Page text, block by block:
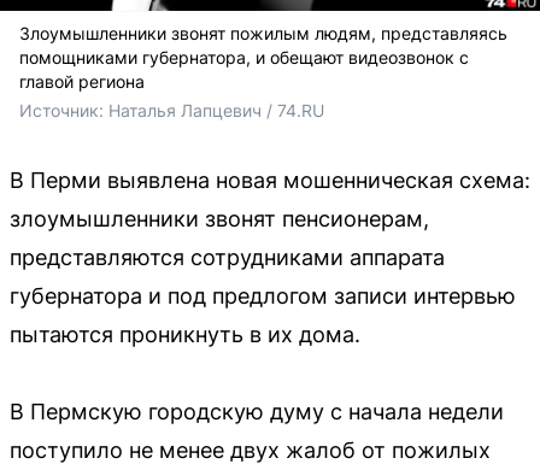
Злоумышленники звонят пожилым людям, представляясь
помощниками губернатора, и обещают видеозвонок с
главой региона
Источник: Наталья Лапцевич / 74.RU
В Перми выявлена новая мошенническая схема:
злоумышленники звонят пенсионерам,
представляются сотрудниками аппарата
губернатора и под предлогом записи интервью
пытаются проникнуть в их дома.
В Пермскую городскую думу с начала недели
поступило не менее двух жалоб от пожилых